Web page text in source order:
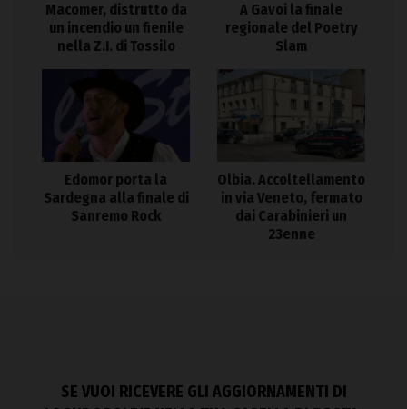
Macomer, distrutto da
un incendio un fienile
nella Z.I. di Tossilo
A Gavoi la finale
regionale del Poetry
Slam
Edomor porta la
Sardegna alla finale di
Sanremo Rock
Olbia. Accoltellamento
in via Veneto, fermato
dai Carabinieri un
23enne
SE VUOI RICEVERE GLI AGGIORNAMENTI DI